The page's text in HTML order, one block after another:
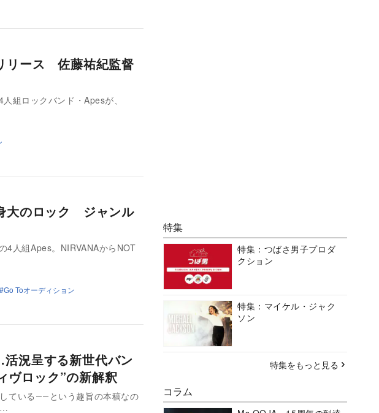
リース 佐藤祐紀監督
組ロックバンド・Apesが、
大のロック ジャンル
4人組Apes。NIRVANAからNOT
Go Toオーディション
況呈する新世代バン
ヴロック”の新解釈
ている――という趣旨の本稿なの
…
特集
特集：つばさ男子プロダ
クション
特集：マイケル・ジャク
ソン
特集をもっと見る
コラム